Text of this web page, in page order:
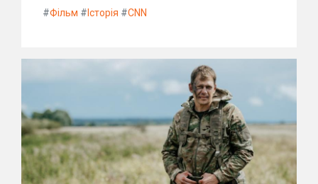
#Фільм # Історія #CNN